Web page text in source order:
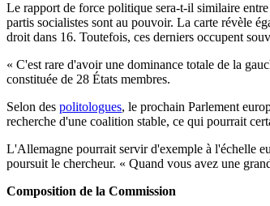
Le rapport de force politique sera-t-il similaire
partis socialistes sont au pouvoir. La carte révèle
droit dans 16. Toutefois, ces derniers occupent
« C'est rare d'avoir une dominance totale de la
constituée de 28 États membres.
Selon des politologues, le prochain Parlement
recherche d'une coalition stable, ce qui pourrait
L'Allemagne pourrait servir d'exemple à l'échelle
poursuit le chercheur. « Quand vous avez une
Composition de la Commission